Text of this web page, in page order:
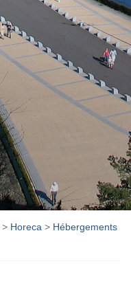
> Horeca > Hébergements